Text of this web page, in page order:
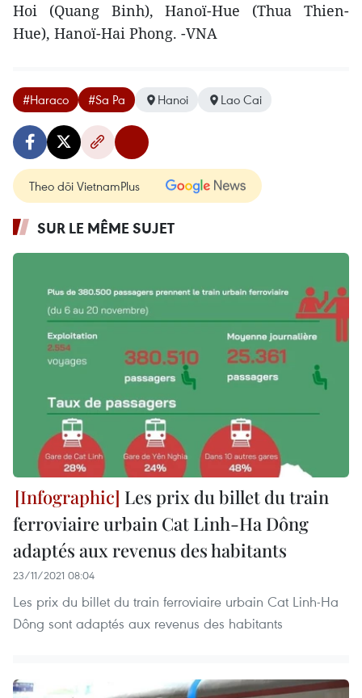
Hoi (Quang Binh), Hanoï-Hue (Thua Thien-
Hue), Hanoï-Hai Phong. -VNA
#Haraco #Sa Pa Hanoi Lao Cai
Theo dõi VietnamPlus
SUR LE MÊME SUJET
Les prix du billet du train
ferroviaire urbain Cat Linh-Ha Dông
adaptés aux revenus des habitants
23/11/2021 08:04
Les prix du billet du train ferroviaire urbain Cat Linh-Ha
Dông sont adaptés aux revenus des habitants